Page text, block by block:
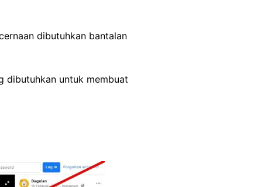
dibutuhkan bantalan
dibutuhkan untuk membuat